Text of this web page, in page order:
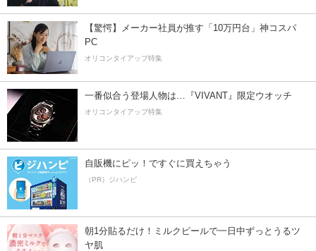
【驚愕】メーカー社員が推す「10万円台」神コスパ
PC
オリコンタイアップ特集
一番似合う登場人物は…『VIVANT』限定ウオッチ
オリコンタイアップ特集
自販機にピッ！ですぐに買えちゃう
（PR）ジハンピ
朝1分貼るだけ！ミルクピールで一日中ずっとうるツ
ヤ肌